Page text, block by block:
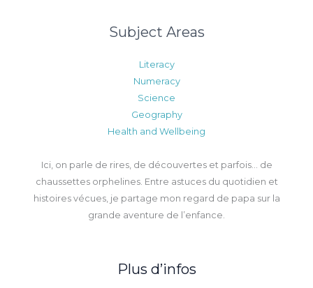
Subject Areas
Literacy
Numeracy
Science
Geography
Health and Wellbeing
Ici, on parle de rires, de découvertes et parfois… de
chaussettes orphelines. Entre astuces du quotidien et
histoires vécues, je partage mon regard de papa sur la
grande aventure de l’enfance.
Plus d’infos